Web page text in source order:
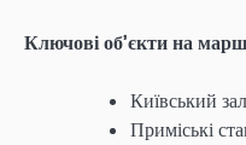
Ключові об’єкти на
Київський
Приміські